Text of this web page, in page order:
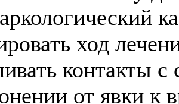
ход
контакты с
от явки к